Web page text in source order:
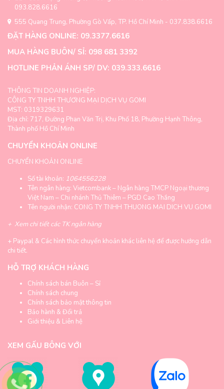
093.828.6616
555 Quang Trung, Phường Gò Vấp, TP. Hồ Chí Minh - 037.838.6616
ĐẶT HÀNG ONLINE: 09.3377.6616
MUA HÀNG BUÔN/ SỈ: 098 681 3392
HOTLINE PHẢN ÁNH SP/ DV: 039.333.6616
THÔNG TIN DOANH NGHIỆP:
CÔNG TY TNHH THƯƠNG MẠI DỊCH VỤ GOMI
MST: 0319329631
Địa chỉ: 717, Đường Phan Văn Trị, Khu Phố 18, Phường Hạnh Thông,
Thành phố Hồ Chí Minh
CHUYỂN KHOẢN ONLINE
CHUYỂN KHOẢN ONLINE
Số tài khoản: 1064556228
Tên ngân hàng: Vietcombank – Ngân hàng TMCP Ngoại thương
Việt Nam – Chi nhánh Thủ Thiêm – PGD Cao Thắng
Tên người nhận: CONG TY TNHH THUONG MAI DICH VU GOMI
+ Xem chi tiết các TK ngân hàng
+ Paypal & Các hình thức chuyển khoản khác liên hệ để được hướng dẫn
chi tiết.
HỖ TRỢ KHÁCH HÀNG
Chính sách bán Buôn – Sỉ
Chính sách chung
Chính sách bảo mật thông tin
Bảo hành & Đổi trả
Giới thiệu & Liên hệ
XEM GẤU BÔNG VỚI